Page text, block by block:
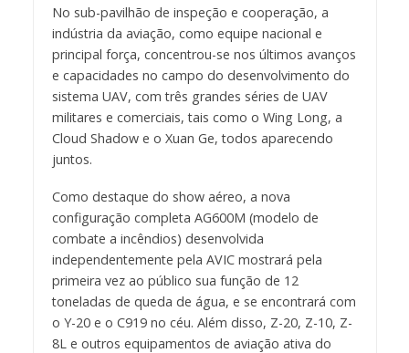
No sub-pavilhão de inspeção e cooperação, a
indústria da aviação, como equipe nacional e
principal força, concentrou-se nos últimos avanços
e capacidades no campo do desenvolvimento do
sistema UAV, com três grandes séries de UAV
militares e comerciais, tais como o Wing Long, a
Cloud Shadow e o Xuan Ge, todos aparecendo
juntos.
Como destaque do show aéreo, a nova
configuração completa AG600M (modelo de
combate a incêndios) desenvolvida
independentemente pela AVIC mostrará pela
primeira vez ao público sua função de 12
toneladas de queda de água, e se encontrará com
o Y-20 e o C919 no céu. Além disso, Z-20, Z-10, Z-
8L e outros equipamentos de aviação ativa do